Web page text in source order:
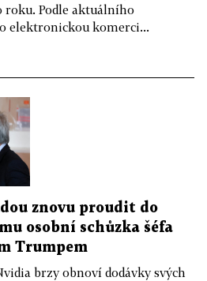
Podle aktuálního
elektronickou komerci...
znovu proudit do
osobní schůzka šéfa
Trumpem
brzy obnoví dodávky svých